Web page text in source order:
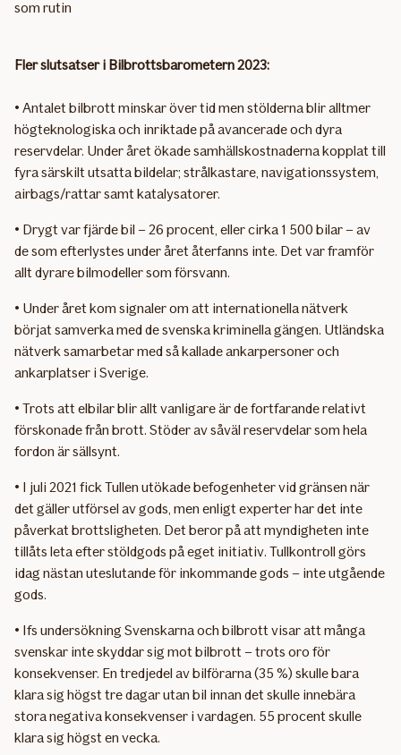
som rutin
Fler slutsatser i Bilbrottsbarometern 2023:
• Antalet bilbrott minskar över tid men stölderna blir alltmer
högteknologiska och inriktade på avancerade och dyra
reservdelar. Under året ökade samhällskostnaderna kopplat till
fyra särskilt utsatta bildelar; strålkastare, navigationssystem,
airbags/rattar samt katalysatorer.
• Drygt var fjärde bil – 26 procent, eller cirka 1 500 bilar – av
de som efterlystes under året återfanns inte. Det var framför
allt dyrare bilmodeller som försvann.
• Under året kom signaler om att internationella nätverk
börjat samverka med de svenska kriminella gängen. Utländska
nätverk samarbetar med så kallade ankarpersoner och
ankarplatser i Sverige.
• Trots att elbilar blir allt vanligare är de fortfarande relativt
förskonade från brott. Stöder av såväl reservdelar som hela
fordon är sällsynt.
• I juli 2021 fick Tullen utökade befogenheter vid gränsen när
det gäller utförsel av gods, men enligt experter har det inte
påverkat brottsligheten. Det beror på att myndigheten inte
tillåts leta efter stöldgods på eget initiativ. Tullkontroll görs
idag nästan uteslutande för inkommande gods – inte utgående
gods.
• Ifs undersökning Svenskarna och bilbrott visar att många
svenskar inte skyddar sig mot bilbrott – trots oro för
konsekvenser. En tredjedel av bilförarna (35 %) skulle bara
klara sig högst tre dagar utan bil innan det skulle innebära
stora negativa konsekvenser i vardagen. 55 procent skulle
klara sig högst en vecka.